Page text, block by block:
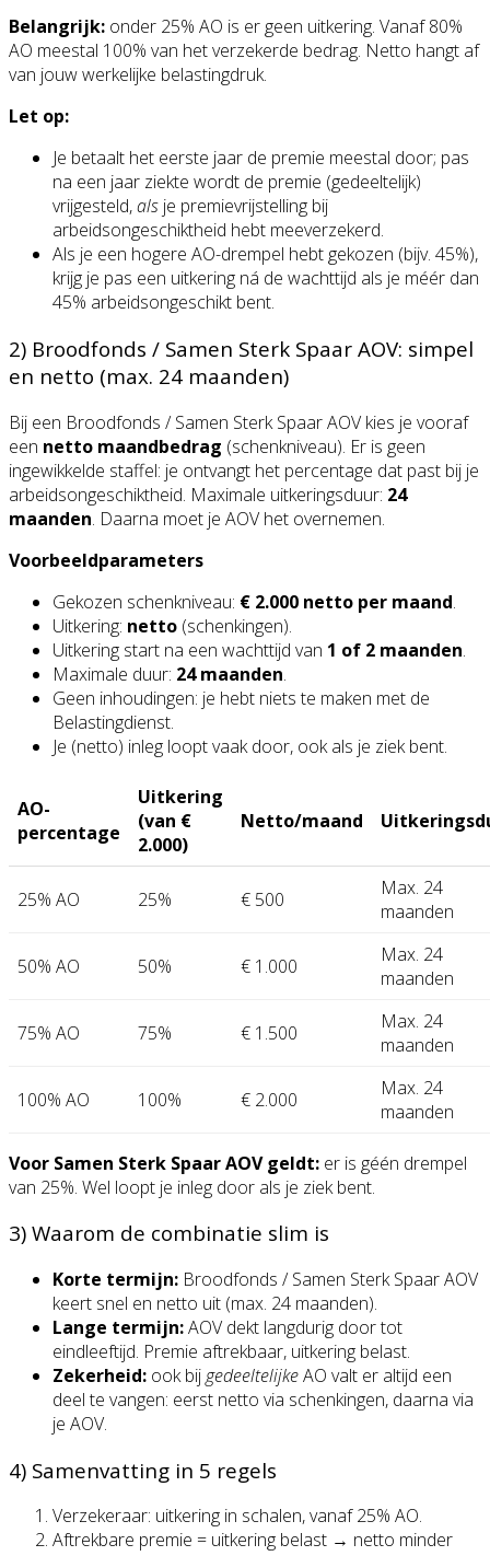
Belangrijk: onder 25% AO is er geen uitkering. Vanaf 80%
AO meestal 100% van het verzekerde bedrag. Netto hangt af
van jouw werkelijke belastingdruk.
Let op:
Je betaalt het eerste jaar de premie meestal door; pas
na een jaar ziekte wordt de premie (gedeeltelijk)
vrijgesteld,als je premievrijstelling bij
arbeidsongeschiktheid hebt meeverzekerd.
Als je een hogere AO-drempel hebt gekozen (bijv. 45%),
krijg je pas een uitkering ná de wachttijd als je méér dan
45% arbeidsongeschikt bent.
2) Broodfonds / Samen Sterk Spaar AOV: simpel
en netto (max. 24 maanden)
Bij een Broodfonds / Samen Sterk Spaar AOV kies je vooraf
een netto maandbedrag (schenkniveau). Er is geen
ingewikkelde staffel: je ontvangt het percentage dat past bij je
arbeidsongeschiktheid. Maximale uitkeringsduur: 24
maanden. Daarna moet je AOV het overnemen.
Voorbeeldparameters
Gekozen schenkniveau: € 2.000 netto per maand.
Uitkering: netto (schenkingen).
Uitkering start na een wachttijd van 1 of 2 maanden.
Maximale duur: 24 maanden.
Geen inhoudingen: je hebt niets te maken met de
Belastingdienst.
Je (netto) inleg loopt vaak door, ook als je ziek bent.
AO-
percentage
Uitkering
(van €
2.000)
Netto/maand
25% AO 25% € 500
Max. 24
maanden
50% AO 50% € 1.000
Max. 24
maanden
75% AO 75% € 1.500
Max. 24
maanden
100% AO 100% € 2.000
Max. 24
maanden
Voor Samen Sterk Spaar AOV geldt: er is géén drempel
van 25%. Wel loopt je inleg door als je ziek bent.
3) Waarom de combinatie slim is
Korte termijn: Broodfonds / Samen Sterk Spaar AOV
keert snel en netto uit (max. 24 maanden).
Lange termijn:AOV dekt langdurig door tot
eindleeftijd. Premie aftrekbaar, uitkering belast.
Zekerheid: ook bijgedeeltelijkeAO valt er altijd een
deel te vangen: eerst netto via schenkingen, daarna via
je AOV.
4) Samenvatting in 5 regels
Verzekeraar: uitkering in schalen, vanaf 25% AO.
Aftrekbare premie = uitkering belast → netto minder